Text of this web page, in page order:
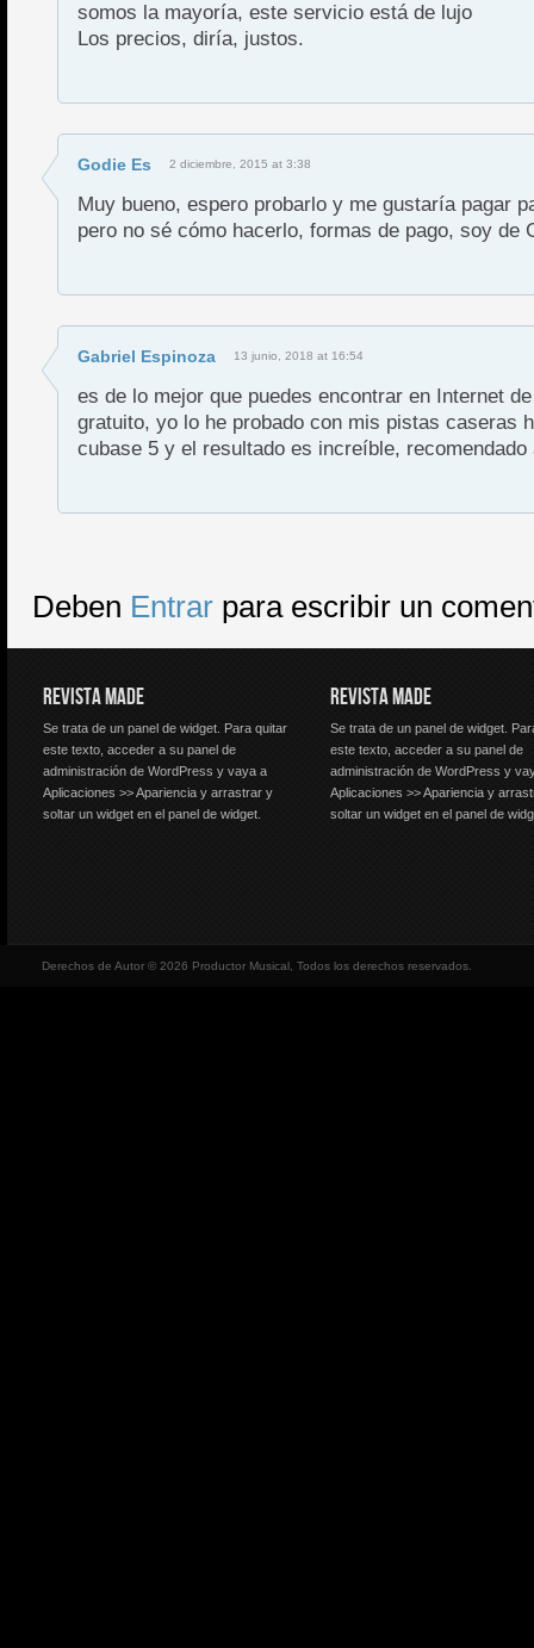
somos la mayoría, este servicio está de lujo
Los precios, diría, justos.
Godie Es 2 diciembre, 2015 at 3:38
Muy bueno, espero probarlo y me gustaría pagar
pero no sé cómo hacerlo, formas de pago, soy de
Gabriel Espinoza 13 junio, 2018 at 16:54
es de lo mejor que puedes encontrar en Internet
gratuito, yo lo he probado con mis pistas caseras
cubase 5 y el resultado es increíble, recomendado
Deben Entrar para escribir un
REVISTA MADE
Se trata de un panel de widget. Para quitar
este texto, acceder a su panel de
administración de WordPress y vaya a
Aplicaciones >> Apariencia y arrastrar y
soltar un widget en el panel de widget.
REVISTA MADE
Se trata de un panel de widget.
este texto, acceder a su panel de
administración de WordPress y
Aplicaciones >> Apariencia y
soltar un widget en el panel de
Derechos de Autor © 2026 Productor Musical, Todos los derechos reservados.